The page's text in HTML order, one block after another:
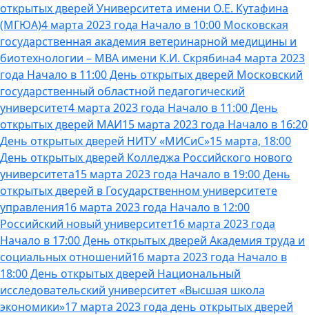
открытых дверей Университета имени О.Е. Кутафина
(МГЮА)4 марта 2023 года Начало в 10:00 Московская
государственная академия ветеринарной медицины и
биотехнологии – МВА имени К.И. Скрябина4 марта 2023
года Начало в 11:00 День открытых дверей Московский
государственный областной педагогический
университет4 марта 2023 года Начало в 11:00 День
открытых дверей МАИ15 марта 2023 года Начало в 16:20
День открытых дверей НИТУ «МИСиС»15 марта, 18:00
День открытых дверей Колледжа Российского нового
университета15 марта 2023 года Начало в 19:00 День
открытых дверей в Государственном университете
управления16 марта 2023 года Начало в 12:00
Российский новый университет16 марта 2023 года
Начало в 17:00 День открытых дверей Академия труда и
социальных отношений16 марта 2023 года Начало в
18:00 День открытых дверей Национальный
исследовательский университет «Высшая школа
экономики»17 марта 2023 года день открытых дверей